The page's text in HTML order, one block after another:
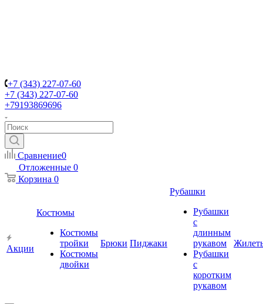
+7 (343) 227-07-60
+7 (343) 227-07-60
+79193869696
Сравнение0
Отложенные 0
Корзина 0
Акции
Костюмы
Костюмы
тройки
Костюмы
двойки
Брюки Пиджаки
Рубашки
Рубашки
с
длинным
рукавом
Рубашки
с
коротким
рукавом